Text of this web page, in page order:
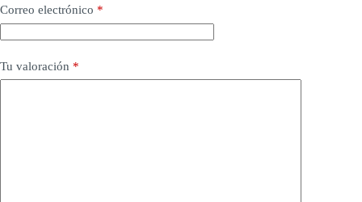
Correo electrónico *
Tu valoración *